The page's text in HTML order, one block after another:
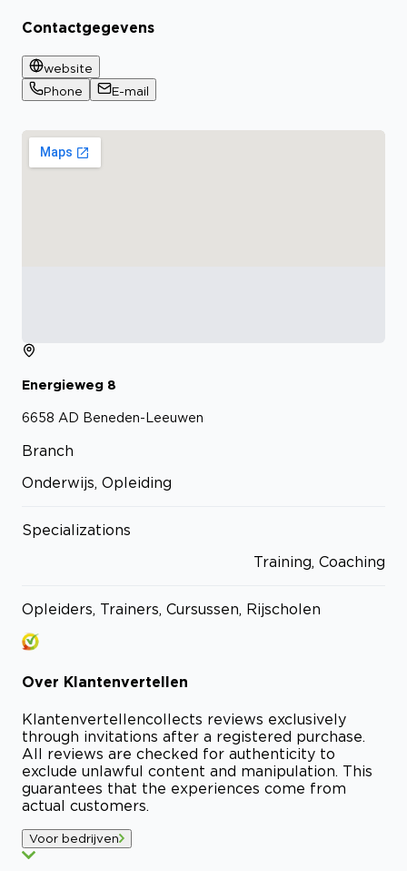
Contactgegevens
website
Phone
E-mail
Energieweg 8
6658 AD Beneden-Leeuwen
Branch
Onderwijs, Opleiding
Specializations
Training, Coaching
Opleiders, Trainers, Cursussen, Rijscholen
Over Klantenvertellen
Klantenvertellencollects reviews exclusively
through invitations after a registered purchase.
All reviews are checked for authenticity to
exclude unlawful content and manipulation. This
guarantees that the experiences come from
actual customers.
Voor bedrijven